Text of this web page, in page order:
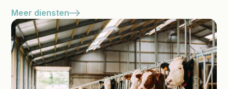
Meer diensten